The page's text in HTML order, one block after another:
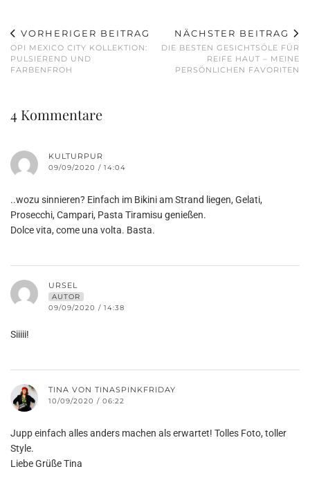
VORHERIGER BEITRAG
OPI MEXICO CITY KOLLEKTION:
PULSIEREND UND
FARBENFROH
NÄCHSTER BEITRAG
DIE BESTEN GESICHTSÖLE FÜR
REIFE HAUT – MEINE
PERSÖNLICHEN FAVORITEN
4 Kommentare
KULTURPUR
09/09/2020 / 14:04
..wozu sinnieren? Einfach im Bikini am Strand liegen, Gelati,
Prosecchi, Campari, Pasta Tiramisu genießen.
Dolce vita, come una volta. Basta.
URSEL
AUTOR
09/09/2020 / 14:38
Siiiii!
TINA VON TINASPINKFRIDAY
10/09/2020 / 06:22
Jupp einfach alles anders machen als erwartet! Tolles Foto, toller
Style.
Liebe Grüße Tina